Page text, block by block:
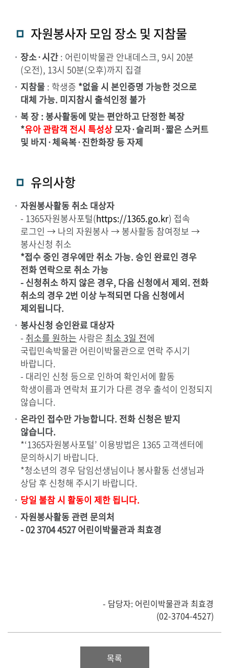
자원봉사자 모임 장소 및 지참물
장소·시간 : 어린이박물관 안내데스크, 9시 20분
(오전), 13시 50분(오후)까지 집결
지참물 : 학생증 *없을 시 본인증명 가능한 것으로
대체 가능. 미지참시 출석인정 불가
복 장 : 봉사활동에 맞는 편안하고 단정한 복장
*유아 관람객 전시 특성상 모자·슬리퍼·짧은 스커트
및 바지·체육복·진한화장 등 자제
유의사항
자원봉사활동 취소 대상자
- 1365자원봉사포털(https://1365.go.kr) 접속
로그인 → 나의 자원봉사 → 봉사활동 참여정보 →
봉사신청 취소
*접수 중인 경우에만 취소 가능. 승인 완료인 경우
전화 연락으로 취소 가능
- 신청취소 하지 않은 경우, 다음 신청에서 제외. 전화
취소의 경우 2번 이상 누적되면 다음 신청에서
제외됩니다.
봉사신청 승인완료 대상자
- 취소를 원하는 사람은 최소 3일 전에
국립민속박물관 어린이박물관으로 연락 주시기
바랍니다.
- 대리인 신청 등으로 인하여 확인서에 활동
학생이름과 연락처 표기가 다른 경우 출석이 인정되지
않습니다.
온라인 접수만 가능합니다. 전화 신청은 받지
않습니다.
*‘1365자원봉사포털’ 이용방법은 1365 고객센터에
문의하시기 바랍니다.
*청소년의 경우 담임선생님이나 봉사활동 선생님과
상담 후 신청해 주시기 바랍니다.
당일 불참 시 활동이 제한 됩니다.
자원봉사활동 관련 문의처
- 02 3704 4527 어린이박물관과 최효경
- 담당자: 어린이박물관과 최효경
(02-3704-4527)
목록